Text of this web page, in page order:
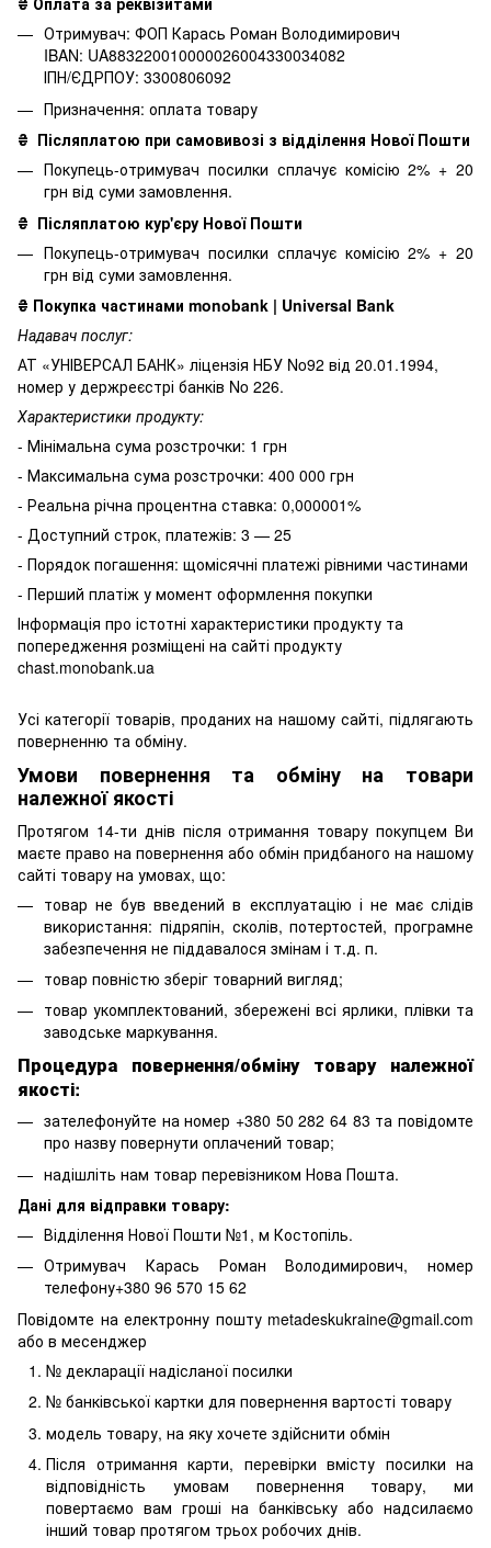
Отримувач: ФОП Карась Роман Володимирович
IBAN: UA883220010000026004330034082
ІПН/ЄДРПОУ: 3300806092
Призначення: оплата товару
₴ Післяплатою при самовивозі з відділення Нової Пошти
Покупець-отримувач посилки сплачує комісію 2% + 20
грн від суми замовлення.
₴ Післяплатою кур'єру Нової Пошти
Покупець-отримувач посилки сплачує комісію 2% + 20
грн від суми замовлення.
₴ Покупка частинами monobank | Universal Bank
Надавач послуг:
АТ «УНІВЕРСАЛ БАНК» ліцензія НБУ No92 від 20.01.1994,
номер у держреєстрі банків No 226.
Характеристики продукту:
- Мінімальна сума розстрочки: 1 грн
- Максимальна сума розстрочки: 400 000 грн
- Реальна річна процентна ставка: 0,000001%
- Доступний строк, платежів: 3 — 25
- Порядок погашення: щомісячні платежі рівними частинами
- Перший платіж у момент оформлення покупки
Інформація про істотні характеристики продукту та
попередження розміщені на сайті продукту
chast.monobank.ua
Усі категорії товарів, проданих на нашому сайті, підлягають
поверненню та обміну.
Умови повернення та обміну на товари
належної якості
Протягом 14-ти днів після отримання товару покупцем Ви
маєте право на повернення або обмін придбаного на нашому
сайті товару на умовах, що:
товар не був введений в експлуатацію і не має слідів
використання: підряпін, сколів, потертостей, програмне
забезпечення не піддавалося змінам і т.д. п.
товар повністю зберіг товарний вигляд;
товар укомплектований, збережені всі ярлики, плівки та
заводське маркування.
Процедура повернення/обміну товару належної
якості:
зателефонуйте на номер +380 50 282 64 83 та повідомте
про назву повернути оплачений товар;
надішліть нам товар перевізником Нова Пошта.
Дані для відправки товару:
Відділення Нової Пошти №1, м Костопіль.
Отримувач Карась Роман Володимирович, номер
телефону+380 96 570 15 62
Повідомте на електронну пошту metadeskukraine@gmail.com
або в месенджер
№ декларації надісланої посилки
№ банківської картки для повернення вартості товару
модель товару, на яку хочете здійснити обмін
Після отримання карти, перевірки вмісту посилки на
відповідність умовам повернення товару, ми
повертаємо вам гроші на банківську або надсилаємо
інший товар протягом трьох робочих днів.